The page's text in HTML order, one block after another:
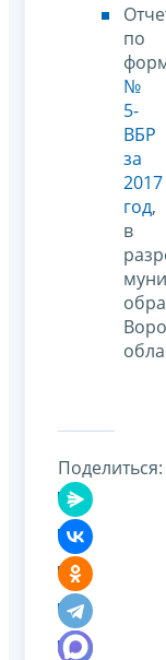
по
№
5-
ВБР
за
2017
год,
в
Поделиться: